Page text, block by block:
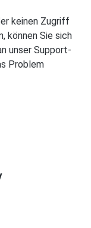
keinen Zugriff
können Sie sich
unser Support-
Problem